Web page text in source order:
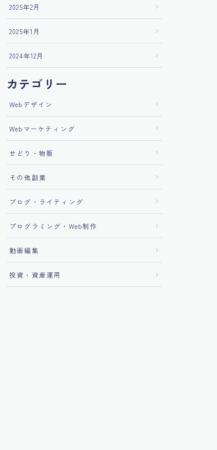
2025年2月
2025年1月
2024年12月
カテゴリー
Webデザイン
Webマーケティング
せどり・物販
その他副業
ブログ・ライティング
プログラミング・Web制作
動画編集
投資・資産運用